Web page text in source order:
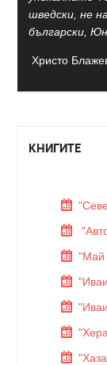
шведски, не
български,
Христо
КНИГИТЕ
"Май